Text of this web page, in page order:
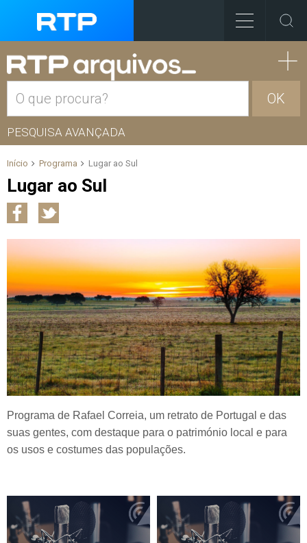
OK
PESQUISA AVANÇADA
Início Programa Lugar ao Sul
Lugar ao Sul
Programa de Rafael Correia, um retrato de Portugal e das
suas gentes, com destaque para o património local e para
os usos e costumes das populações.